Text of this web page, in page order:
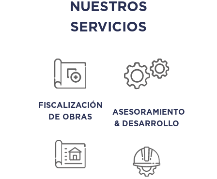
NUESTROS
SERVICIOS
FISCALIZACIÓN
DE OBRAS
ASESORAMIENTO
& DESARROLLO